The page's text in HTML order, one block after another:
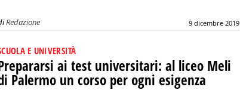
Redazione 9 dicembre 2019
E UNIVERSITÀ
ai test universitari: al liceo Meli
Palermo un corso per ogni esigenza